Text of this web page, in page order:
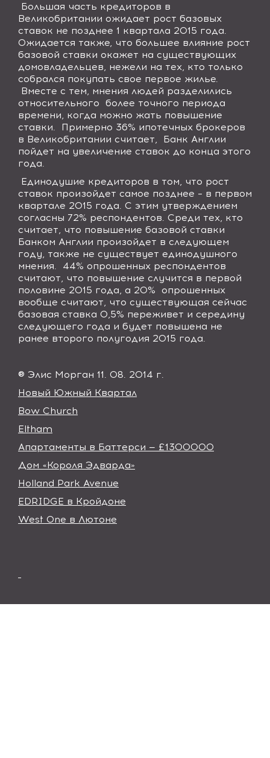
Большая часть кредиторов в
Великобритании ожидает рост базовых
ставок не позднее 1 квартала 2015 года.
Ожидается также, что большее влияние рост
базовой ставки окажет на существующих
домовладельцев, нежели на тех, кто только
собрался покупать свое первое жилье.
Вместе с тем, мнения людей разделились
относительного более точного периода
времени, когда можно жать повышение
ставки. Примерно 36% ипотечных брокеров
в Великобритании считает, Банк Англии
пойдет на увеличение ставок до конца этого
года.
Единодушие кредиторов в том, что рост
ставок произойдет самое позднее – в первом
квартале 2015 года. С этим утверждением
согласны 72% респондентов. Среди тех, кто
считает, что повышение базовой ставки
Банком Англии произойдет в следующем
году, также не существует единодушного
мнения. 44% опрошенных респондентов
считают, что повышение случится в первой
половине 2015 года, а 20% опрошенных
вообще считают, что существующая сейчас
базовая ставка 0,5% переживет и середину
следующего года и будет повышена не
ранее второго полугодия 2015 года.
® Элис Морган 11. 08. 2014 г.
Новый Южный Квартал
Bow Church
Eltham
Апартаменты в Баттерси — £1300000
Дом «Короля Эдварда»
Holland Park Avenue
EDRIDGE в Кройдоне
West One в Лютоне